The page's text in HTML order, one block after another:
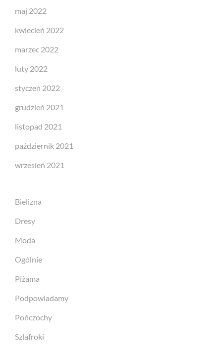
maj 2022
kwiecień 2022
marzec 2022
luty 2022
styczeń 2022
grudzień 2021
listopad 2021
październik 2021
wrzesień 2021
Bielizna
Dresy
Moda
Ogólnie
Piżama
Podpowiadamy
Pończochy
Szlafroki